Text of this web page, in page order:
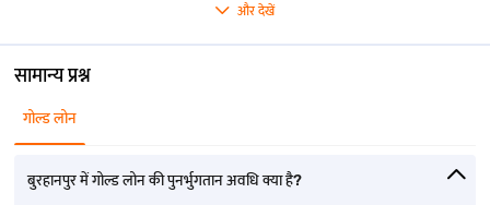
जिससे यह बुरहानपुर के निवासियों के लिए एक आदर्श विकल्प बन जाता है, जो अपनी
भारत के सभी राज्यों और केंद्र शासित प्रदेशों में गोल्ड लोन के बारे में
शुरुआती चरण पूरा करने के बाद, हमारे प्रतिनिधि शेष प्रोसेस के दौरान आपकी सहायता
करने के लिए आपसे संपर्क करेंगे.
अप्रत्याशित फाइनेंशियल आवश्यकताओं का सामना करते समय
भरोसेमंद विकल्प हो सकता है-चाहे वह मेडिकल एमरजेंसी हो, शैक्षिक फीस हो या घर
आवश्यकता है, तो देरी न करें-आज हीअपनी गोल्ड लोन योग्यता चेक करें
और देखें
सामान्य प्रश्न
गोल्ड लोन
बुरहानपुर में गोल्ड लोन की पुनर्भुगतान अवधि क्या है?